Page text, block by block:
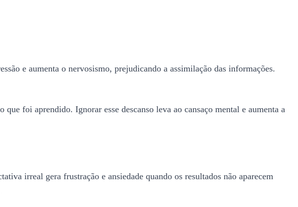
e aumenta o nervosismo, prejudicando a assimilação das informações.
foi aprendido. Ignorar esse descanso leva ao cansaço mental e aumenta a
irreal gera frustração e ansiedade quando os resultados não aparecem